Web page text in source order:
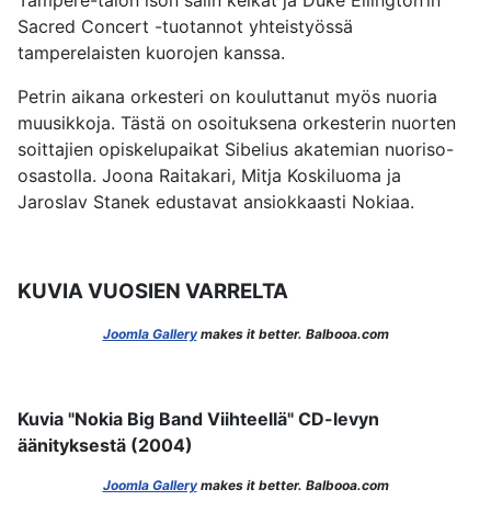
Sacred Concert -tuotannot yhteistyössä
tamperelaisten kuorojen kanssa.
Petrin aikana orkesteri on kouluttanut myös nuoria
muusikkoja. Tästä on osoituksena orkesterin nuorten
soittajien opiskelupaikat Sibelius akatemian nuoriso-
osastolla. Joona Raitakari, Mitja Koskiluoma ja
Jaroslav Stanek edustavat ansiokkaasti Nokiaa.
KUVIA VUOSIEN VARRELTA
Joomla Gallerymakes it better. Balbooa.com
Kuvia "Nokia Big Band Viihteellä" CD-levyn
äänityksestä (2004)
Joomla Gallerymakes it better. Balbooa.com